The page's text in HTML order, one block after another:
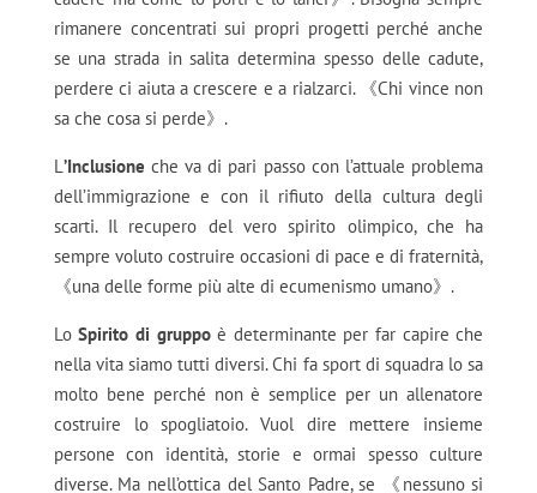
rimanere concentrati sui propri progetti perché anche
se una strada in salita determina spesso delle cadute,
perdere ci aiuta a crescere e a rialzarci. 《Chi vince non
sa che cosa si perde》.
L’Inclusione che va di pari passo con l’attuale problema
dell’immigrazione e con il rifiuto della cultura degli
scarti. Il recupero del vero spirito olimpico, che ha
sempre voluto costruire occasioni di pace e di fraternità,
《una delle forme più alte di ecumenismo umano》.
LoSpirito di gruppoè determinante per far capire che
nella vita siamo tutti diversi. Chi fa sport di squadra lo sa
molto bene perché non è semplice per un allenatore
costruire lo spogliatoio. Vuol dire mettere insieme
persone con identità, storie e ormai spesso culture
diverse. Ma nell’ottica del Santo Padre, se 《nessuno si